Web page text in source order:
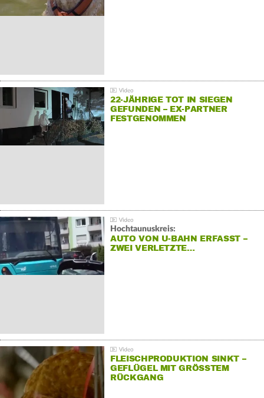
22-JÄHRIGE TOT IN SIEGEN
GEFUNDEN – EX-PARTNER
FESTGENOMMEN
Hochtaunuskreis:
AUTO VON U-BAHN ERFASST –
ZWEI VERLETZTE…
FLEISCHPRODUKTION SINKT –
GEFLÜGEL MIT GRÖSSTEM R
ÜCKGANG